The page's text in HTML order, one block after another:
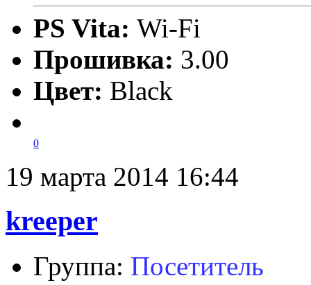
PS Vita: Wi-Fi
Прошивка: 3.00
Цвет: Black
0
19 марта 2014 16:44
kreeper
Группа: Посетитель